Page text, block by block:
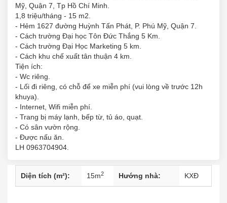
Mỹ, Quận 7, Tp Hồ Chí Minh.
1,8 triệu/tháng - 15 m2.
- Hẻm 1627 đường Huỳnh Tấn Phát, P. Phú Mỹ, Quận 7.
- Cách trường Đại học Tôn Đức Thắng 5 Km.
- Cách trường Đại Học Marketing 5 km.
- Cách khu chế xuất tân thuận 4 km.
Tiện ích:
- Wc riêng.
- Lối đi riêng, có chỗ để xe miễn phí (vui lòng về trước 12h
khuya).
- Internet, Wifi miễn phí.
- Trang bị máy lạnh, bếp từ, tủ áo, quạt.
- Có sân vườn rộng.
- Được nấu ăn.
LH 0963704904.
Diện tích (m²): 15m2 Hướng nhà: KXĐ